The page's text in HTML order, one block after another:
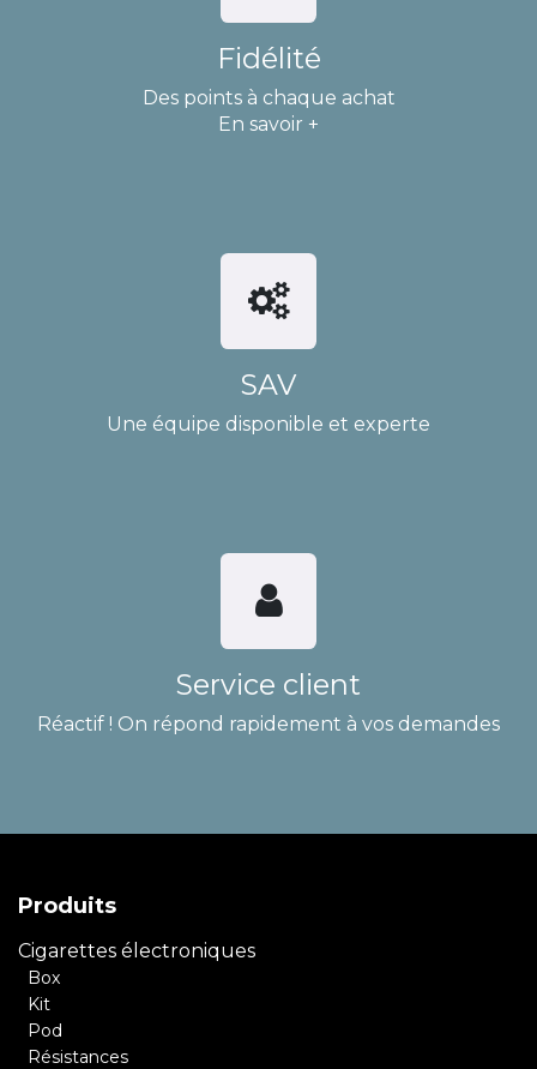
Fidélité
Des points à chaque achat
En savoir +
SAV
Une équipe disponible et experte
Service client
Réactif ! On répond rapidement à vos demandes
Produits
Cigarettes électroniques
Box
Kit
Pod
Résistances